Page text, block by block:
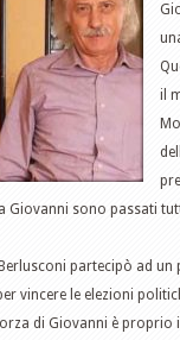
il
Giovanni sono passati
partecipò ad
vincere le elezioni
di Giovanni è proprio